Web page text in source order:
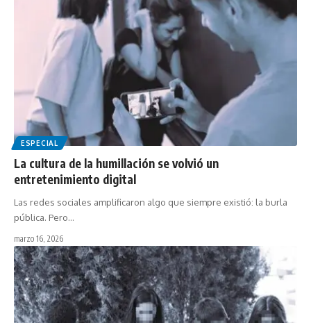
ESPECIAL
La cultura de la humillación se volvió un
entretenimiento digital
Las redes sociales amplificaron algo que siempre existió: la burla
pública. Pero…
marzo 16, 2026